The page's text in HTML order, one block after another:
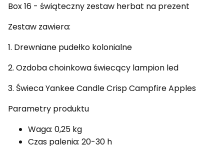
Box 16 - świąteczny zestaw herbat na prezent
Zestaw zawiera:
1. Drewniane pudełko kolonialne
2. Ozdoba choinkowa świecący lampion led
3. Świeca Yankee Candle Crisp Campfire Apples
Parametry produktu
Waga: 0,25 kg
Czas palenia: 20-30 h